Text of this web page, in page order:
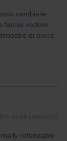
cambiare
faccio vedere
di avere
years ago
refundable